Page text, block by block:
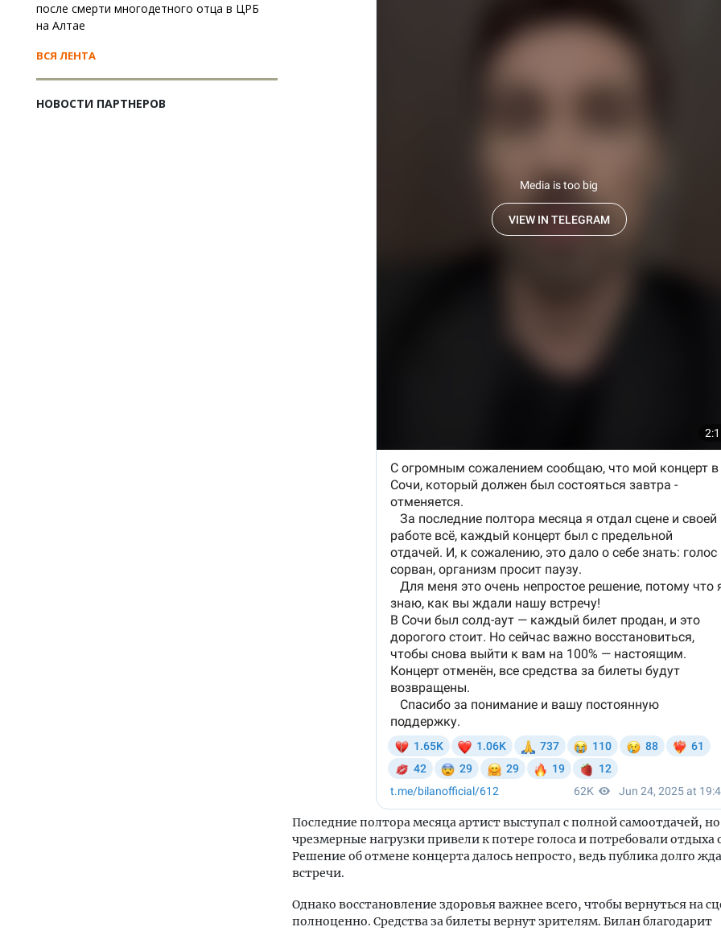
после смерти многодетного отца в ЦРБ
на Алтае
ВСЯ ЛЕНТА
НОВОСТИ ПАРТНЕРОВ
Последние полтора месяца артист выступал с полной самоотдачей, но
чрезмерные нагрузки привели к потере голоса и потребовали отдыха
Решение об отмене концерта далось непросто, ведь публика долго
встречи.
Однако восстановление здоровья важнее всего, чтобы вернуться на
полноценно. Средства за билеты вернут зрителям. Билан благодарит